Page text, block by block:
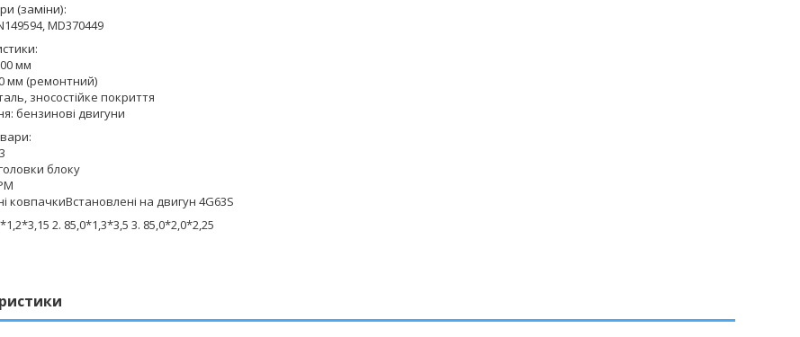
(заміни):
MD370449
:
мм
мм (ремонтний)
зносостійке покриття
бензинові двигуни
:
блоку
ковпачкиВстановлені на двигун 4G63S
2. 85,0*1,3*3,5 3. 85,0*2,0*2,25